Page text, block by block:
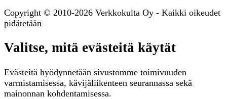
Copyright © 2010-2026 Verkkokulta Oy - Kaikki oikeudet
pidätetään
Valitse, mitä evästeitä käytät
Evästeitä hyödynnetään sivustomme toimivuuden
varmistamisessa, kävijäliikenteen seurannassa sekä
mainonnan kohdentamisessa.